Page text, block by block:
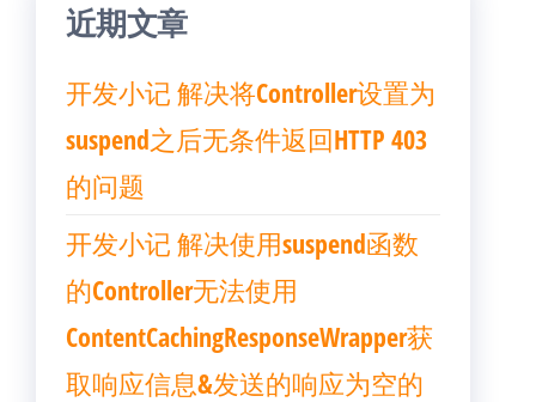
近期文章
开发小记 解决将Controller设置为
suspend之后无条件返回HTTP 403
的问题
开发小记 解决使用suspend函数
的Controller无法使用
ContentCachingResponseWrapper获
取响应信息&发送的响应为空的